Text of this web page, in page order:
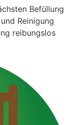
Befüllung
Reinigung
reibungslos